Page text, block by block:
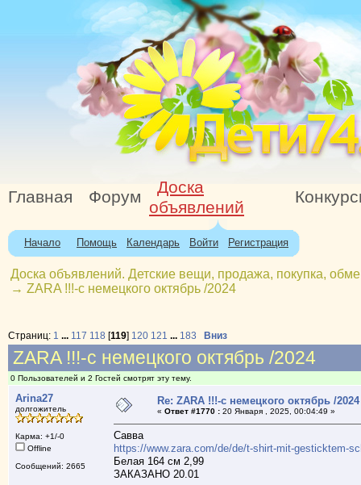
Главная Форум
Доска
объявлений
Начало Помощь Календарь Войти Регистрация
Доска объявлений. Детские вещи, продажа, покупка,
→ ZARA !!!-с немецкого октябрь /2024
Страниц: 1 ... 117 118 [119] 120 121 ... 183 Вниз
ZARA !!!-с немецкого октябрь /2024
0 Пользователей и 2 Гостей смотрят эту тему.
Arina27
долгожитель
Карма: +1/-0
Offline
Сообщений: 2665
Re: ZARA !!!-с немецкого октябрь /2024
« Ответ #1770 :20 Января , 2025, 00:04:49 »
Савва
https://www.zara.com/de/de/t-shirt-mit-gesticktem-
Белая 164 см 2,99
ЗАКАЗАНО 20.01